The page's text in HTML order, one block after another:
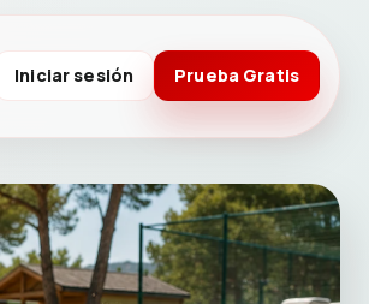
Iniciar sesión Prueba Gratis